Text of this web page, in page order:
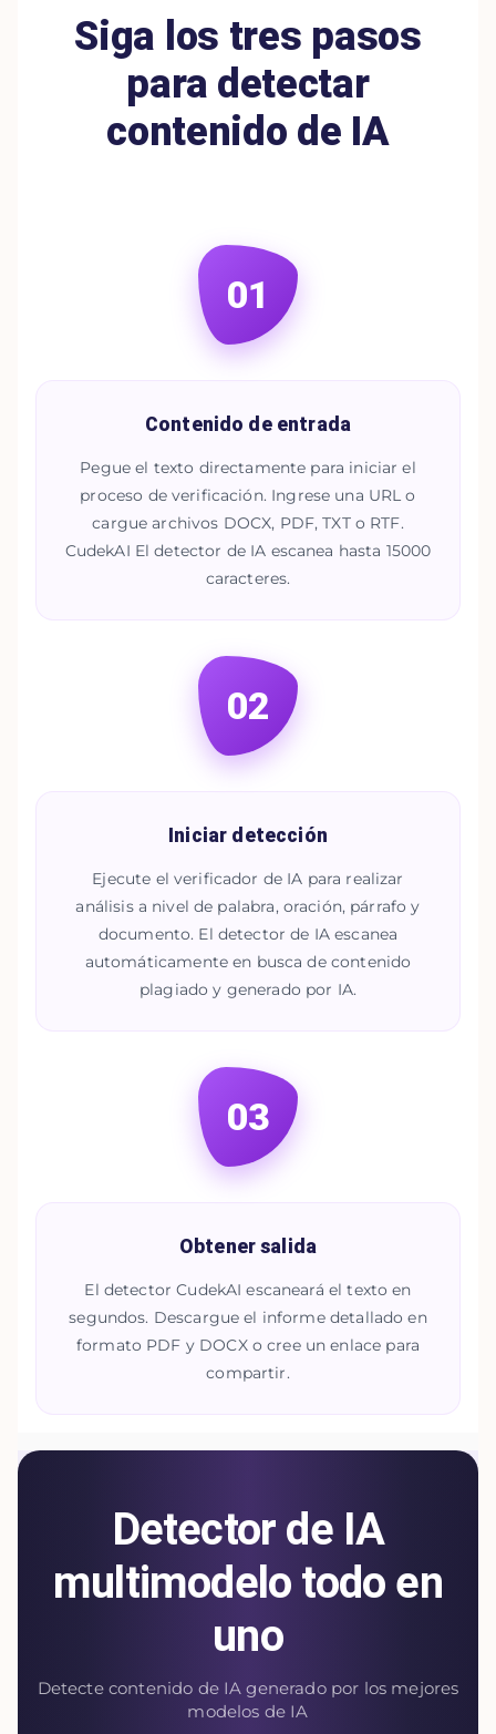
Siga los tres pasos
para detectar
contenido de IA
01
Contenido de entrada
Pegue el texto directamente para iniciar el
proceso de verificación. Ingrese una URL o
cargue archivos DOCX, PDF, TXT o RTF.
CudekAI El detector de IA escanea hasta 15000
caracteres.
02
Iniciar detección
Ejecute el verificador de IA para realizar
análisis a nivel de palabra, oración, párrafo y
documento. El detector de IA escanea
automáticamente en busca de contenido
plagiado y generado por IA.
03
Obtener salida
El detector CudekAI escaneará el texto en
segundos. Descargue el informe detallado en
formato PDF y DOCX o cree un enlace para
compartir.
Detector de IA
multimodelo todo en
uno
Detecte contenido de IA generado por los mejores
modelos de IA